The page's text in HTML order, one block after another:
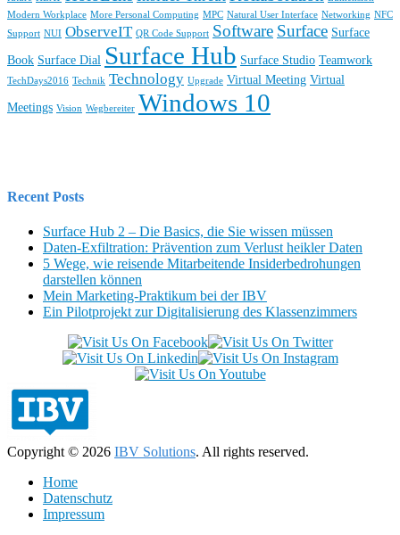
Modern Workplace More Personal Computing MPC Natural User Interface Networking NFC
Support NUI ObserveIT QR Code Support Software Surface Surface
Book Surface Dial Surface Hub Surface Studio Teamwork
TechDays2016 Technik Technology Upgrade Virtual Meeting Virtual
Meetings Vision Wegbereiter Windows 10
Recent Posts
Surface Hub 2 – Die Basics, die Sie wissen müssen
Daten-Exfiltration: Prävention zum Verlust heikler Daten
5 Wege, wie reisende Mitarbeitende Insiderbedrohungen
darstellen können
Mein Marketing-Praktikum bei der IBV
Ein Pilotprojekt zur Digitalisierung des Klassenzimmers
Copyright © 2026 IBV Solutions. All rights reserved.
Home
Datenschutz
Impressum